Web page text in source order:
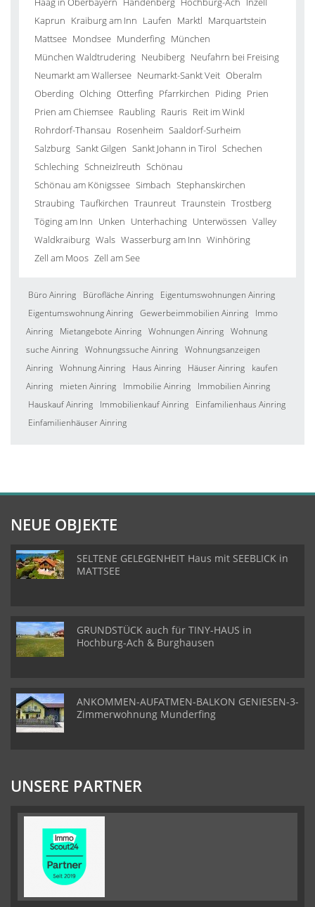
Kaprun Kraiburg am Inn Laufen Marktl Marquartstein
Mattsee Mondsee Munderfing München
München Waldtrudering Neubiberg Neufahrn bei Freising
Neumarkt am Wallersee Neumarkt-Sankt Veit Oberalm
Oberding Olching Otterfing Pfarrkirchen Piding Prien
Prien am Chiemsee Raubling Rauris Reit im Winkl
Rohrdorf-Thansau Rosenheim Saaldorf-Surheim
Salzburg Sankt Gilgen Sankt Johann in Tirol Schechen
Schleching Schneizlreuth Schönau
Schönau am Königssee Simbach Stephanskirchen
Straubing Taufkirchen Traunreut Traunstein Trostberg
Töging am Inn Unken Unterhaching Unterwössen Valley
Waldkraiburg Wals Wasserburg am Inn Winhöring
Zell am Moos Zell am See
Büro Ainring Bürofläche Ainring
Eigentumswohnungen Ainring
Eigentumswohnung Ainring Gewerbeimmobilien Ainring
Immo
Ainring
Mietangebote Ainring Wohnungen Ainring Wohnung
suche Ainring Wohnungssuche Ainring Wohnungsanzeigen
Ainring Wohnung Ainring Haus Ainring Häuser Ainring
kaufen
Ainring
mieten Ainring Immobilie Ainring
Immobilien Ainring
Hauskauf Ainring
Immobilienkauf Ainring
Einfamilienhaus Ainring
Einfamilienhäuser Ainring
NEUE OBJEKTE
SELTENE GELEGENHEIT Haus mit SEEBLICK in
MATTSEE
GRUNDSTÜCK auch für TINY-HAUS in
Hochburg-Ach & Burghausen
ANKOMMEN-AUFATMEN-BALKON GENIESEN-3-
Zimmerwohnung Munderfing
UNSERE PARTNER